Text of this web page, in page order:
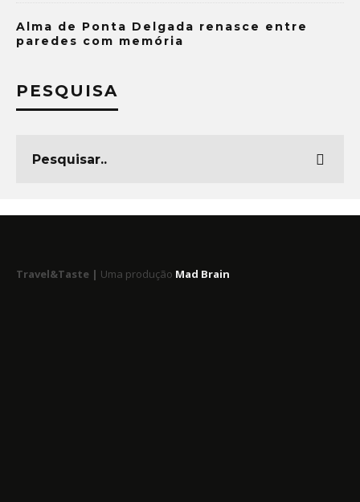
Alma de Ponta Delgada renasce entre
paredes com memória
PESQUISA
Travel&Taste | Uma produção Mad Brain